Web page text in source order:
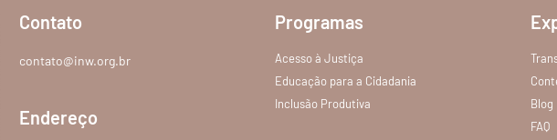
Contato
contato@inw.org.br
Endereço
Programas
Acesso à Justiça
Educação para a Cidadania
Inclusão Produtiva
Blog
FAQ